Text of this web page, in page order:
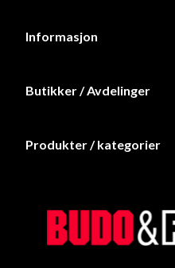
Informasjon
Butikker / Avdelinger
Produkter / kategorier